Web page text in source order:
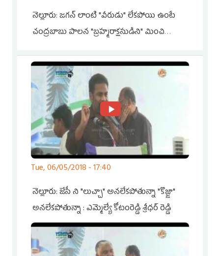
నెల్లూరు: జగన్ లాంటి "వీరుడు" లేకపోయి ఉంటే
చంద్రబాబు పాలన "బ్రహ్మరాక్షసుడిని" మించి
Tue, 06/05/2018 - 17:40
నెల్లూరు: జేసీ ని "లుచ్చా" అనలేకపోతున్నా "కొజ్జా"
అనలేకపోతున్నా : ఎమ్మెల్యే కోటంరెడ్డి శ్రీధర్ రెడ్డి